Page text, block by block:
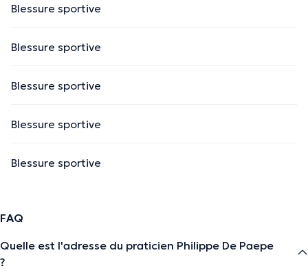
Blessure sportive
Blessure sportive
Blessure sportive
Blessure sportive
Blessure sportive
FAQ
Quelle est l'adresse du praticien Philippe De Paepe
?